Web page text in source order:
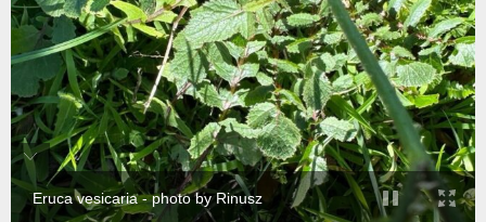
Eruca vesicaria - photo by Rinusz